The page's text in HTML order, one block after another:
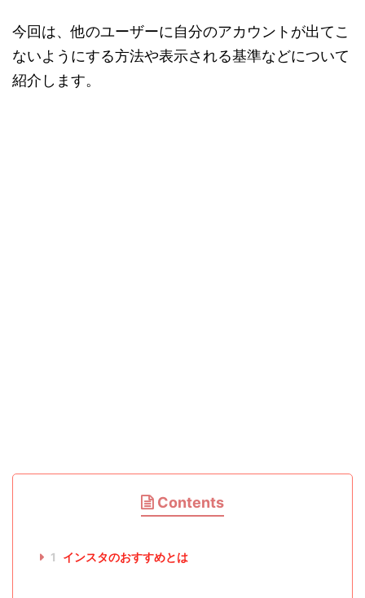
今回は、他のユーザーに自分のアカウントが出てこ
ないようにする方法や表示される基準などについて
紹介します。
Contents
1 インスタのおすすめとは